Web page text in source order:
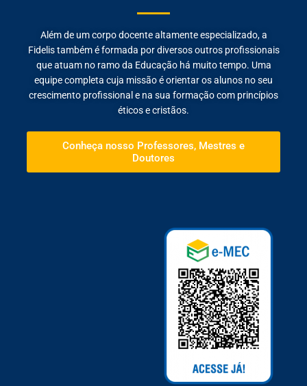
Além de um corpo docente altamente especializado, a
Fidelis também é formada por diversos outros profissionais
que atuam no ramo da Educação há muito tempo. Uma
equipe completa cuja missão é orientar os alunos no seu
crescimento profissional e na sua formação com princípios
éticos e cristãos.
Conheça nosso Professores, Mestres e
Doutores